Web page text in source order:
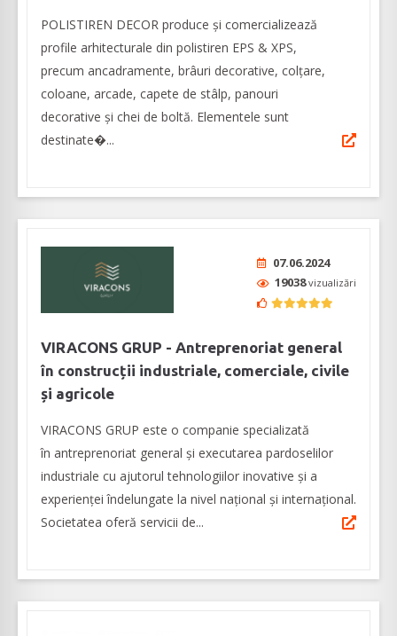
POLISTIREN DECOR produce și comercializează
profile arhitecturale din polistiren EPS & XPS,
precum ancadramente, brâuri decorative, colțare,
coloane, arcade, capete de stâlp, panouri
decorative și chei de boltă. Elementele sunt
destinate�...
07.06.2024
19038vizualizări
VIRACONS GRUP - Antreprenoriat general
în construcții industriale, comerciale, civile
și agricole
VIRACONS GRUP este o companie specializată
în antreprenoriat general şi executarea pardoselilor
industriale cu ajutorul tehnologiilor inovative și a
experienței îndelungate la nivel național și internațional.
Societatea oferă servicii de...